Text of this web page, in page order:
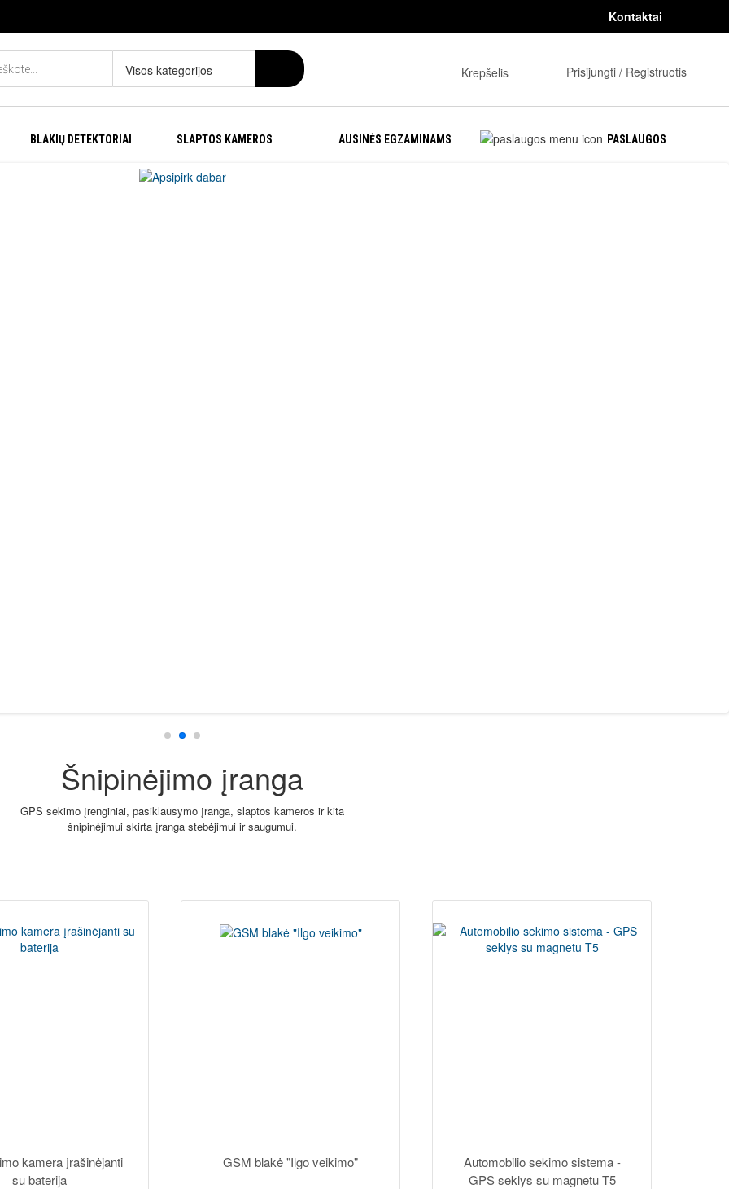
Kontaktai
Prisijungti / Registruotis
Krepšelis
Visos kategorijos
BLAKIŲ DETEKTORIAI SLAPTOS KAMEROS AUSINĖS EGZAMINAMS PASLAUGOS
Šnipinėjimo įranga
GPS sekimo įrenginiai, pasiklausymo įranga, slaptos kameros ir kita
šnipinėjimui skirta įranga stebėjimui ir saugumui.
kamera įrašinėjanti
su baterija
GSM blakė "Ilgo veikimo"
Automobilio sekimo sistema -
GPS seklys su magnetu T5